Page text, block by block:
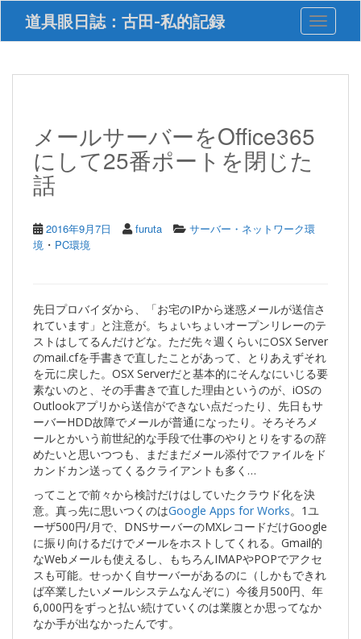
i
道具眼日誌：古田-私的記録 Toggle
メールサーバーをOffice365
にして25番ポートを閉じた
話
2016年9月7日 furuta
サーバー・ネットワーク環
境 ・ PC環境
先日プロバイダから、「お宅のIPから迷惑メールが送信さ
れています」と注意が。ちょいちょいオープンリレーのテ
ストはしてるんだけどな。ただ先々週くらいにOSX Server
のmail.cfを手書きで直したことがあって、とりあえずそれ
を元に戻した。OSX Serverだと基本的にそんなにいじる要
素ないのと、その手書きで直した理由というのが、iOSの
Outlookアプリから送信ができない点だったり、先日もサ
ーバーHDD故障でメールが普通になったり。そろそろメ
ールとかいう前世紀的な手段で仕事のやりとりをするの辞
めたいと思いつつも、まだまだメール添付でファイルをド
カンドカン送ってくるクライアントも多く…
ってことで前々から検討だけはしていたクラウド化を決
意。真っ先に思いつくのはGoogle Apps for Works。1ユ
ーザ500円/月で、DNSサーバーのMXレコードだけGoogle
に振り向けるだけでメールをホストしてくれる。Gmail的
なWebメールも使えるし、もちろんIMAPやPOPでアクセ
スも可能。せっかく自サーバーがあるのに（しかもできれ
ば卒業したいメールシステムなんぞに）今後月500円、年
6,000円をずっと払い続けていくのは業腹とか思ってなか
なか手が出なかったんです。